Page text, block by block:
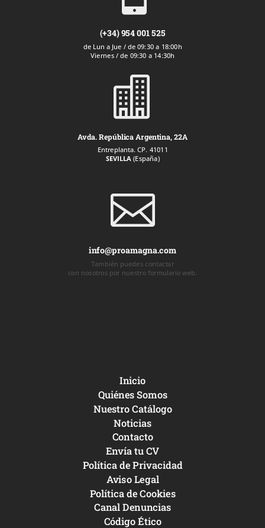
(+34) 954 001 525
de Lun a Jue / de 09:30 a 18:00h
Viernes / de 09:30 a 14:30h

Avda. República Argentina, 22A
Entreplanta. CP. 41011
SEVILLA (España)

info@proamagna.com
También puedes contactar
con nosotros por nuestro formulario web.
Inicio
Quiénes Somos
Nuestro Catálogo
Noticias
Contacto
Envía tu CV
Política de Privacidad
Aviso Legal
Política de Cookies
Canal Denuncias
Código Ético